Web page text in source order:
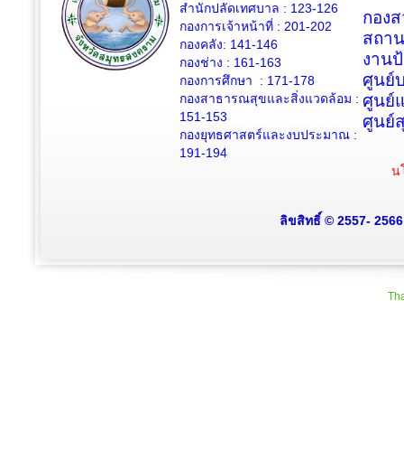
สำนักปลัดเทศบาล : 123-126
กองการเจ้าหน้าที่ : 201-202
กองคลัง: 141-146
กองช่าง : 161-163
กองการศึกษา : 171-178
กองสาธารณสุขและสิ่งแวดล้อม :
151-153
กองยุทธศาสตร์และงบประมาณ :
191-194
กอง
สถา
งาน
ศูนย์
ศูนย์
ศูนย์
น
ลิขสิทธิ์ © 2557-